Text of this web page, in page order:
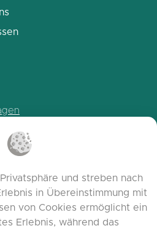
und streben nach
in Übereinstimmung mit
von Cookies ermöglicht ein
Erlebnis, während das